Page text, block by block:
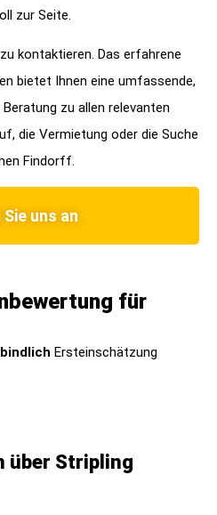
zur Seite.
kontaktieren. Das erfahrene
bietet Ihnen eine umfassende,
zu allen relevanten
die Vermietung oder die Suche
Findorff.
uns an
für
Ersteinschätzung
über Stripling